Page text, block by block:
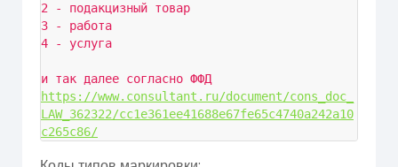
2 - подакцизный товар
3 - работа
4 - услуга
и так далее согласно ФФД
https://www.consultant.ru/document/cons_doc_
LAW_362322/cc1e361ee41688e67fe65c4740a242a10
c265c86/